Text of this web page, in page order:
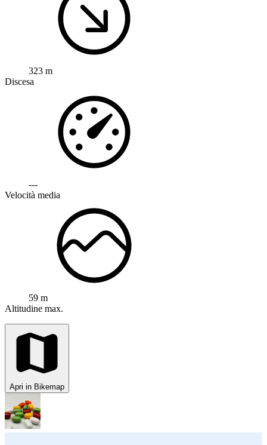
323 m
Discesa
---
Velocità media
59 m
Altitudine max.
Apri in Bikemap